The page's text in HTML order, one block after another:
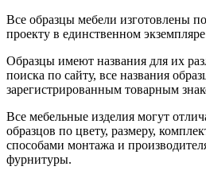
Все образцы мебели изготовлены
проекту в единственном
Образцы имеют названия для их
поиска по сайту, все названия
зарегистрированным товарным
Все мебельные изделия могут
образцов по цвету, размеру,
способами монтажа и
фурнитуры.